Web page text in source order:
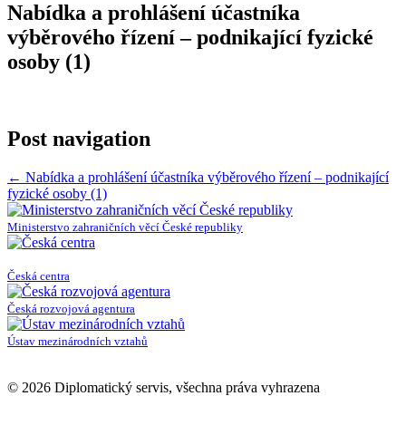
Nabídka a prohlášení účastníka
výběrového řízení – podnikající fyzické
osoby (1)
Post navigation
← Nabídka a prohlášení účastníka výběrového řízení – podnikající
fyzické osoby (1)
Ministerstvo zahraničních věcí České republiky
Česká centra
Česká rozvojová agentura
Ústav mezinárodních vztahů
© 2026 Diplomatický servis, všechna práva vyhrazena